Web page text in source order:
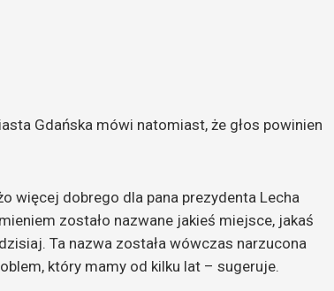
Gdańska mówi natomiast, że głos powinien
więcej dobrego dla pana prezydenta Lecha
zostało nazwane jakieś miejsce, jakaś
Ta nazwa została wówczas narzucona
który mamy od kilku lat – sugeruje.